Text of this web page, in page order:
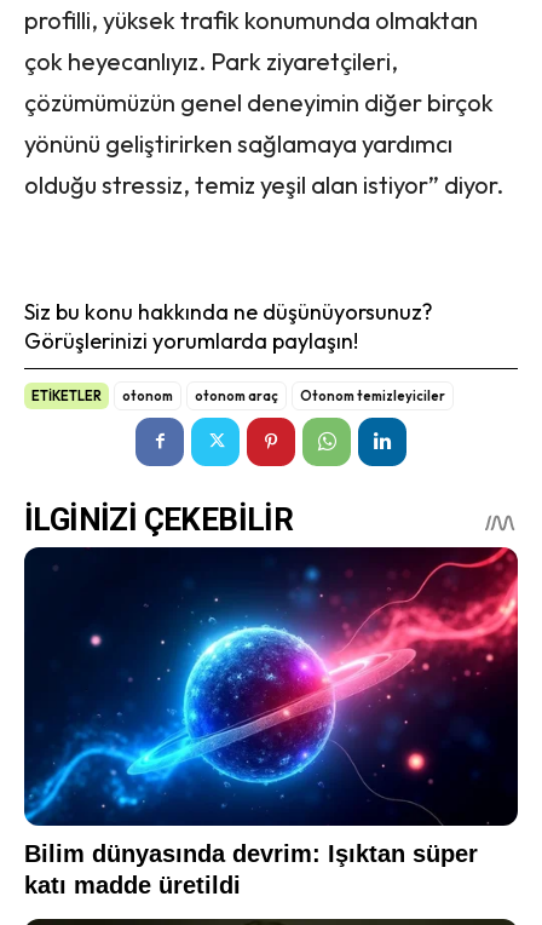
profilli, yüksek trafik konumunda olmaktan
çok heyecanlıyız. Park ziyaretçileri,
çözümümüzün genel deneyimin diğer birçok
yönünü geliştirirken sağlamaya yardımcı
olduğu stressiz, temiz yeşil alan istiyor” diyor.
Siz bu konu hakkında ne düşünüyorsunuz?
Görüşlerinizi yorumlarda paylaşın!
ETİKETLER otonom otonom araç Otonom temizleyiciler